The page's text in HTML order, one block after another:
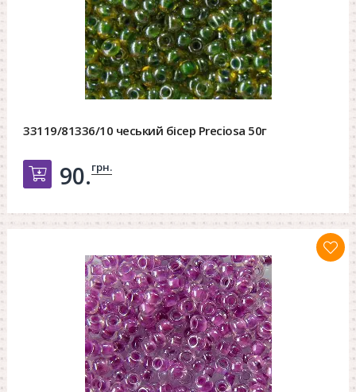
33119/81336/10 чеський бісер Preciosa 50г
Добавить в корзину
90.грн.